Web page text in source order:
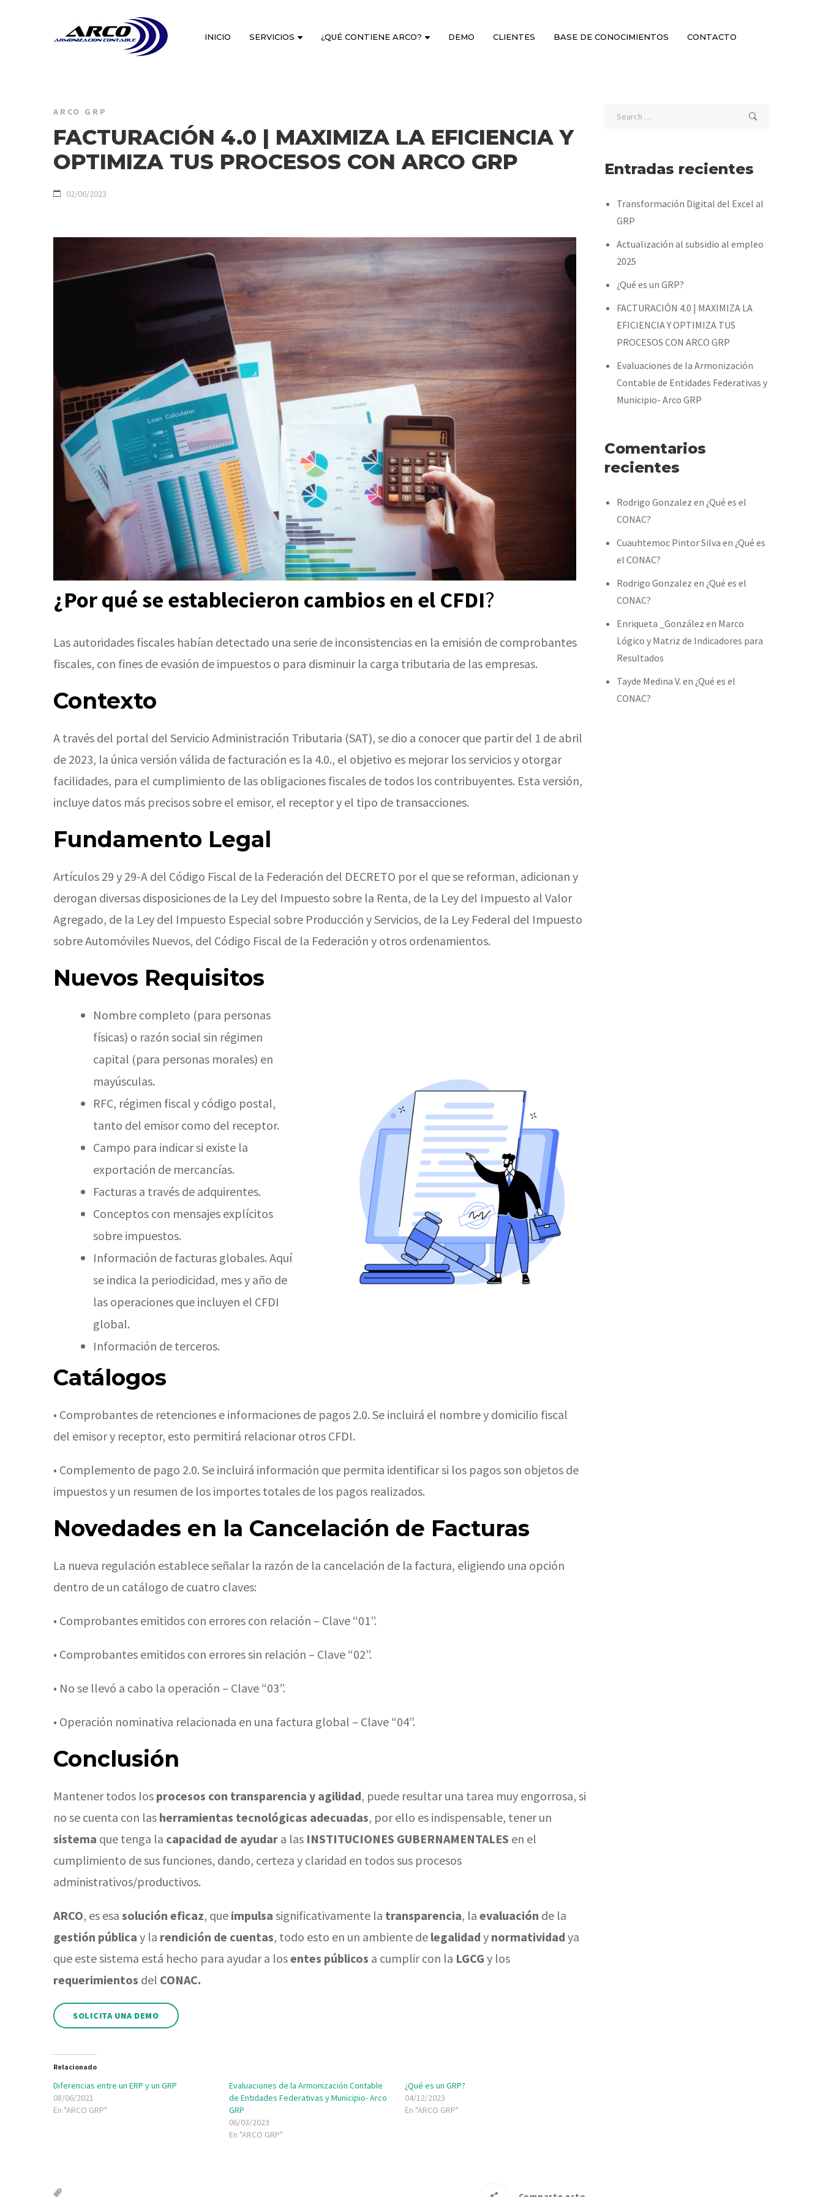
INICIO SERVICIOS ¿QUÉ CONTIENE ARCO? DEMO CLIENTES BASE DE CONOCIMIENTOS CONTACTO
ARCO GRP
FACTURACIÓN 4.0 | MAXIMIZA LA EFICIENCIA Y
OPTIMIZA TUS PROCESOS CON ARCO GRP
02/06/2023
¿Por qué se establecieron cambios en el CFDI?
Las autoridades fiscales habían detectado una serie de inconsistencias en la emisión de comprobantes
fiscales, con fines de evasión de impuestos o para disminuir la carga tributaria de las empresas.
Contexto
A través del portal del Servicio Administración Tributaria (SAT), se dio a conocer que partir del 1 de abril
de 2023, la única versión válida de facturación es la 4.0., el objetivo es mejorar los servicios y otorgar
facilidades, para el cumplimiento de las obligaciones fiscales de todos los contribuyentes. Esta versión,
incluye datos más precisos sobre el emisor, el receptor y el tipo de transacciones.
Fundamento Legal
Artículos 29 y 29-A del Código Fiscal de la Federación del DECRETO por el que se reforman, adicionan y
derogan diversas disposiciones de la Ley del Impuesto sobre la Renta, de la Ley del Impuesto al Valor
Agregado, de la Ley del Impuesto Especial sobre Producción y Servicios, de la Ley Federal del Impuesto
sobre Automóviles Nuevos, del Código Fiscal de la Federación y otros ordenamientos.
Nuevos Requisitos
Nombre completo (para personas
físicas) o razón social sin régimen
capital (para personas morales) en
mayúsculas.
RFC, régimen fiscal y código postal,
tanto del emisor como del receptor.
Campo para indicar si existe la
exportación de mercancías.
Facturas a través de adquirentes.
Conceptos con mensajes explícitos
sobre impuestos.
Información de facturas globales. Aquí
se indica la periodicidad, mes y año de
las operaciones que incluyen el CFDI
global.
Información de terceros.
Catálogos
• Comprobantes de retenciones e informaciones de pagos 2.0. Se incluirá el nombre y domicilio fiscal
del emisor y receptor, esto permitirá relacionar otros CFDI.
• Complemento de pago 2.0. Se incluirá información que permita identificar si los pagos son objetos de
impuestos y un resumen de los importes totales de los pagos realizados.
Novedades en la Cancelación de Facturas
La nueva regulación establece señalar la razón de la cancelación de la factura, eligiendo una opción
dentro de un catálogo de cuatro claves:
• Comprobantes emitidos con errores con relación – Clave “01”.
• Comprobantes emitidos con errores sin relación – Clave “02”.
• No se llevó a cabo la operación – Clave “03”.
• Operación nominativa relacionada en una factura global – Clave “04”.
Conclusión
Mantener todos los procesos con transparencia y agilidad, puede resultar una tarea muy engorrosa, si
no se cuenta con las herramientas tecnológicas adecuadas, por ello es indispensable, tener un
sistema que tenga la capacidad de ayudar a las INSTITUCIONES GUBERNAMENTALES en el
cumplimiento de sus funciones, dando, certeza y claridad en todos sus procesos
administrativos/productivos.
ARCO, es esa solución eficaz, que impulsa significativamente la transparencia, la evaluación de la
gestión pública y la rendición de cuentas, todo esto en un ambiente de legalidad y normatividad ya
que este sistema está hecho para ayudar a losentes públicos a cumplir con la LGCG y los
requerimientos del CONAC.
SOLICITA UNA DEMO
Relacionado
Diferencias entre un ERP y un GRP
08/06/2021
En "ARCO GRP"
Evaluaciones de la Armonización Contable
de Entidades Federativas y Municipio- Arco
GRP
06/03/2023
En "ARCO GRP"
¿Qué es un GRP?
04/12/2023
En "ARCO GRP"
Entradas recientes
Transformación Digital del Excel al
GRP
Actualización al subsidio al empleo
2025
¿Qué es un GRP?
FACTURACIÓN 4.0 | MAXIMIZA LA
EFICIENCIA Y OPTIMIZA TUS
PROCESOS CON ARCO GRP
Evaluaciones de la Armonización
Contable de Entidades Federativas y
Municipio- Arco GRP
Comentarios
recientes
Rodrigo Gonzalez en ¿Qué es el
CONAC?
Cuauhtemoc Pintor Silva en ¿Qué es
el CONAC?
Rodrigo Gonzalez en ¿Qué es el
CONAC?
Enriqueta _González en Marco
Lógico y Matriz de Indicadores para
Resultados
Tayde Medina V. en ¿Qué es el
CONAC?